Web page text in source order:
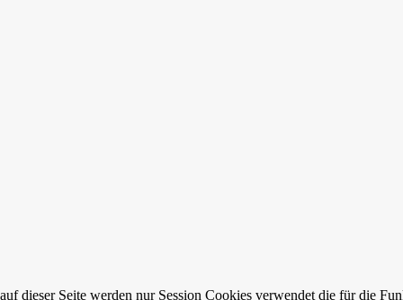
auf dieser Seite werden nur Session Cookies verwendet die für die